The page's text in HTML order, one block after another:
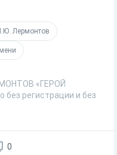
Лермонтов
«ГЕРОЙ
регистрации и без
0